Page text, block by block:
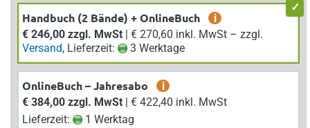
Handbuch (2 Bände) + OnlineBuch
i
€ 246,00 zzgl. MwSt
| € 270,60 inkl. MwSt – zzgl.
Versand, Lieferzeit: 3 Werktage
OnlineBuch – Jahresabo
i
€ 384,00 zzgl. MwSt
| € 422,40 inkl. MwSt
Lieferzeit:
1 Werktag